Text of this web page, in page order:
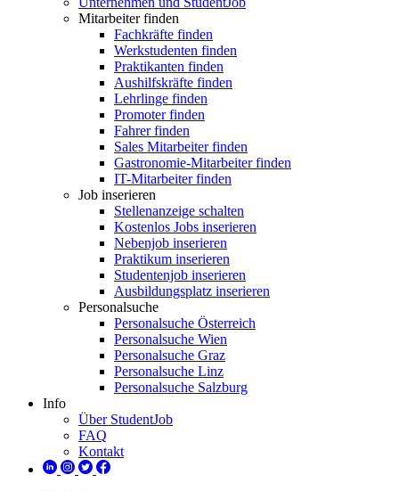
Mitarbeiter finden
Fachkräfte finden
Werkstudenten finden
Praktikanten finden
Aushilfskräfte finden
Lehrlinge finden
Promoter finden
Fahrer finden
Sales Mitarbeiter finden
Gastronomie-Mitarbeiter finden
IT-Mitarbeiter finden
Job inserieren
Stellenanzeige schalten
Kostenlos Jobs inserieren
Nebenjob inserieren
Praktikum inserieren
Studentenjob inserieren
Ausbildungsplatz inserieren
Personalsuche
Personalsuche Österreich
Personalsuche Wien
Personalsuche Graz
Personalsuche Linz
Personalsuche Salzburg
Info
Über StudentJob
FAQ
Kontakt